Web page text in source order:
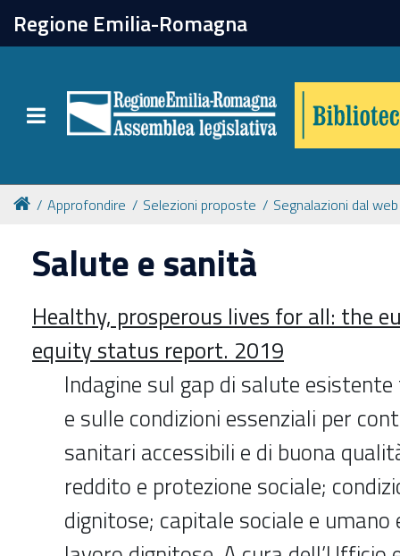
Regione Emilia-Romagna
Toggle navigation
chiudi
Catalogo online
Collezioni
Per approfondire
Appuntamenti
Prenotazione spazi
Approfondire Selezioni proposte Segnalazioni dal web
Salute e sanità
Healthy, prosperous lives for all: the
equity status report. 2019
Indagine sul gap di salute
e sulle condizioni essenziali per
sanitari accessibili e di buona
reddito e protezione sociale;
dignitose; capitale sociale e umano